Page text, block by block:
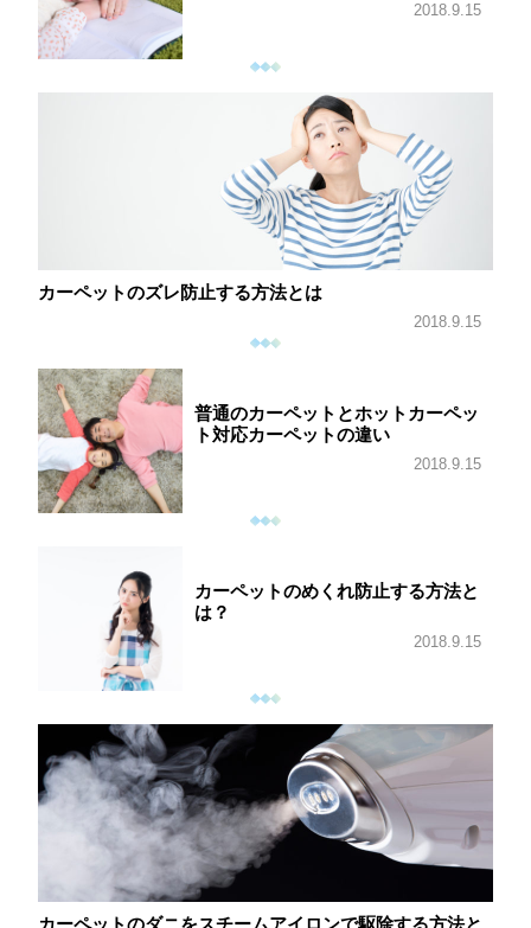
2018.9.15
カーペットのズレ防止する方法とは
2018.9.15
普通のカーペットとホットカーペッ
ト対応カーペットの違い
2018.9.15
カーペットのめくれ防止する方法と
は？
2018.9.15